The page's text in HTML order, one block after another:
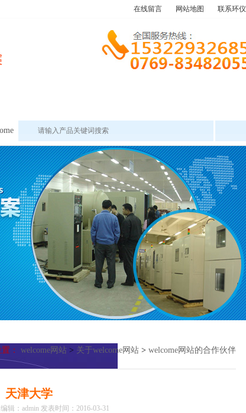
在线留言 网站地图 联系环仪
： welcome网站 > 关于welcome网站 > welcome网站的合作伙伴
天津大学
编辑：admin 发表时间：2016-03-31